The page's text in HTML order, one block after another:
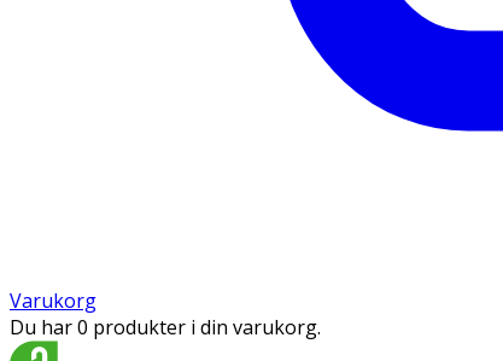
Varukorg
Du har 0 produkter i din varukorg.